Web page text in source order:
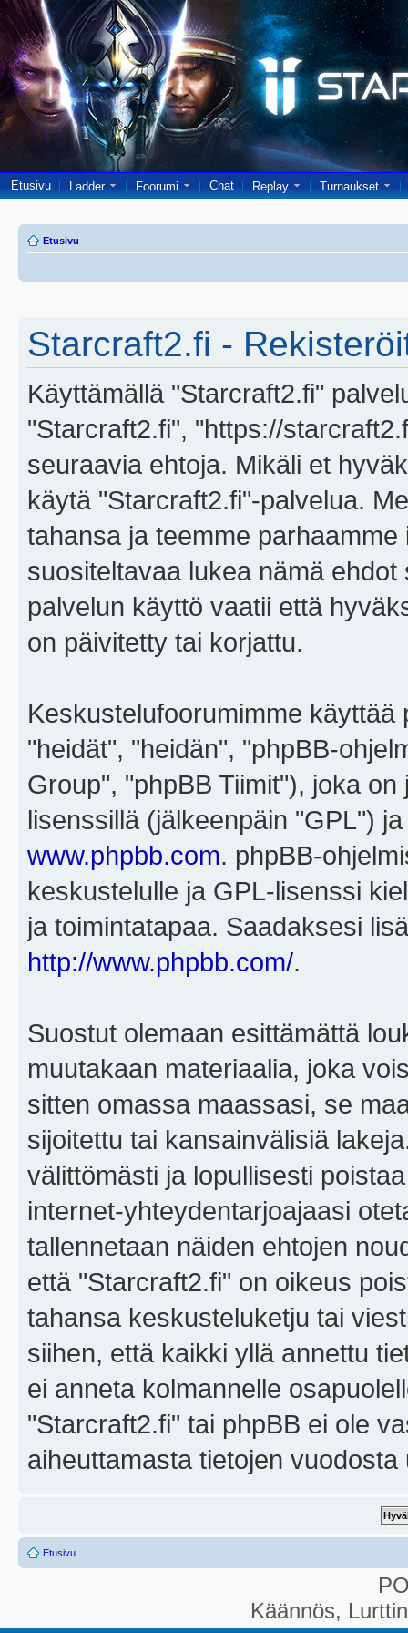
Etusivu Ladder Foorumi Chat Replay Turnaukset
Etusivu
Starcraft2.fi -
Käyttämällä "Starcraft2.fi"
"Starcraft2.fi", "https://
seuraavia ehtoja. Mikäli et
käytä "Starcraft2.fi"-palvelua.
tahansa ja teemme
suositeltavaa lukea nämä
palvelun käyttö vaatii että
on päivitetty tai korjattu.
Keskustelufoorumimme
"heidät", "heidän", "phpBB-
Group", "phpBB Tiimit"), joka on
lisenssillä (jälkeenpäin "GPL")
www.phpbb.com. phpBB-
keskustelulle ja GPL-lisenssi
ja toimintatapaa. Saadaksesi
http://www.phpbb.com/.
Suostut olemaan esittämättä
muutakaan materiaalia, joka
sitten omassa maassasi, se
sijoitettu tai kansainvälisiä
välittömästi ja lopullisesti
internet-yhteydentarjoajaasi
tallennetaan näiden ehtojen
että "Starcraft2.fi" on oikeus
tahansa keskusteluketju tai
siihen, että kaikki yllä annettu
ei anneta kolmannelle
"Starcraft2.fi" tai phpBB ei ole
aiheuttamasta tietojen
Etusivu
Käännös,